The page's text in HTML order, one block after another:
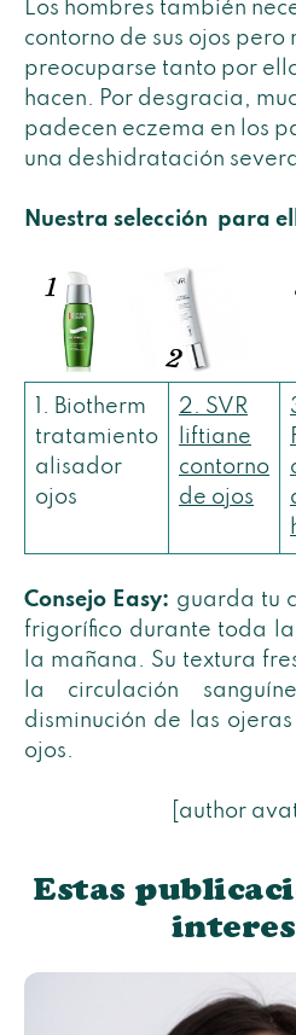
Los hombres también
contorno de sus ojos pero
preocuparse tanto por
hacen. Por desgracia,
padecen eczema en los
una deshidratación
Nuestra selección para
1. Biotherm
tratamiento
alisador
ojos
2. SVR
liftiane
contorno
de ojos
Consejo Easy: guarda tu
frigorífico durante toda
la mañana. Su textura
la circulación
disminución de las
ojos.
[author
Estas